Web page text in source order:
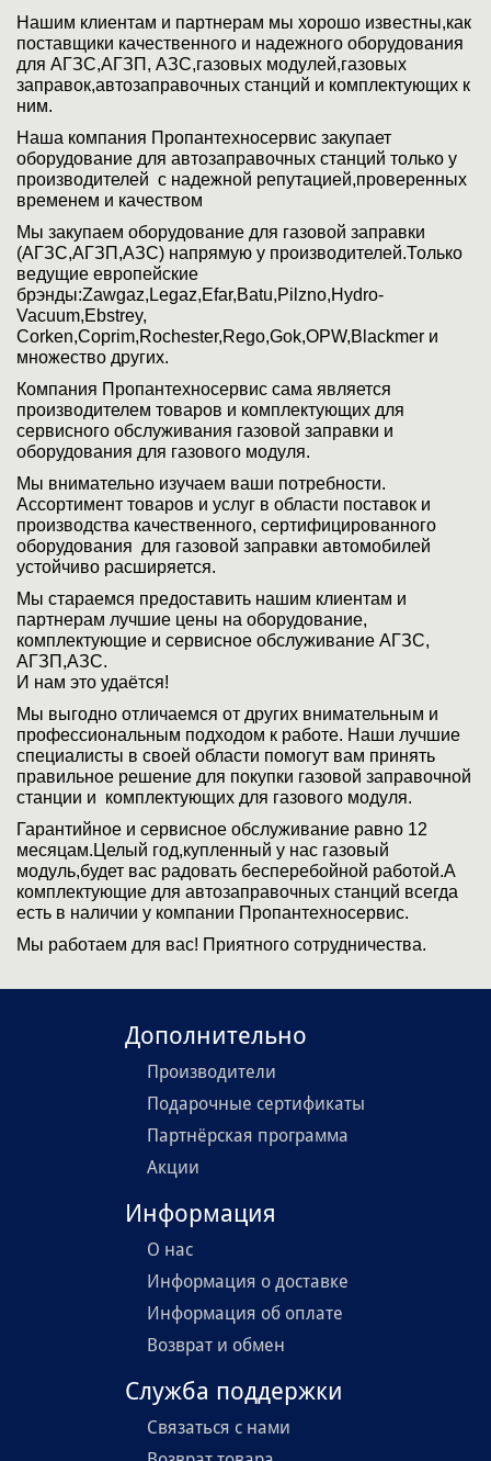
Нашим клиентам и партнерам мы хорошо известны,как
поставщики качественного и надежного оборудования
для АГЗС,АГЗП, АЗС,газовых модулей,газовых
заправок,автозаправочных станций и комплектующих к
ним.
Наша компания Пропантехносервис закупает
оборудование для автозаправочных станций только у
производителей с надежной репутацией,проверенных
временем и качеством
Мы закупаем оборудование для газовой заправки
(АГЗС,АГЗП,АЗС) напрямую у производителей.Только
ведущие европейские
брэнды:Zawgaz,Legaz,Efar,Batu,Pilzno,Hydro-
Vacuum,Ebstrey,
Corken,Coprim,Rochester,Rego,Gok,OPW,Blackmer и
множество других.
Компания Пропантехносервис сама является
производителем товаров и комплектующих для
сервисного обслуживания газовой заправки и
оборудования для газового модуля.
Мы внимательно изучаем ваши потребности.
Ассортимент товаров и услуг в области поставок и
производства качественного, сертифицированного
оборудования для газовой заправки автомобилей
устойчиво расширяется.
Мы стараемся предоставить нашим клиентам и
партнерам лучшие цены на оборудование,
комплектующие и сервисное обслуживание АГЗС,
АГЗП,АЗС.
И нам это удаётся!
Мы выгодно отличаемся от других внимательным и
профессиональным подходом к работе. Наши лучшие
специалисты в своей области помогут вам принять
правильное решение для покупки газовой заправочной
станции и комплектующих для газового модуля.
Гарантийное и сервисное обслуживание равно 12
месяцам.Целый год,купленный у нас газовый
модуль,будет вас радовать бесперебойной работой.А
комплектующие для автозаправочных станций всегда
есть в наличии у компании Пропантехносервис.
Мы работаем для вас! Приятного сотрудничества.
Дополнительно
Производители
Подарочные сертификаты
Партнёрская программа
Акции
Информация
О нас
Информация о доставке
Информация об оплате
Возврат и обмен
Служба поддержки
Связаться с нами